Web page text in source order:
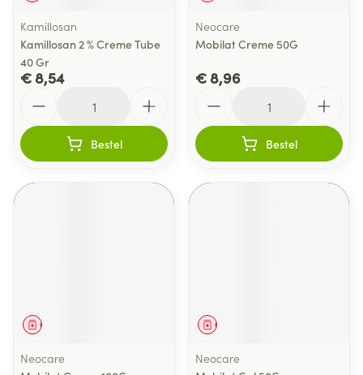
Kamillosan
Kamillosan 2 % Creme Tube
40 Gr
€ 8,54
Bestel
Neocare
Mobilat Creme 50G
€ 8,96
Bestel
Geneesmiddel
Neocare
Geneesmiddel
Neocare